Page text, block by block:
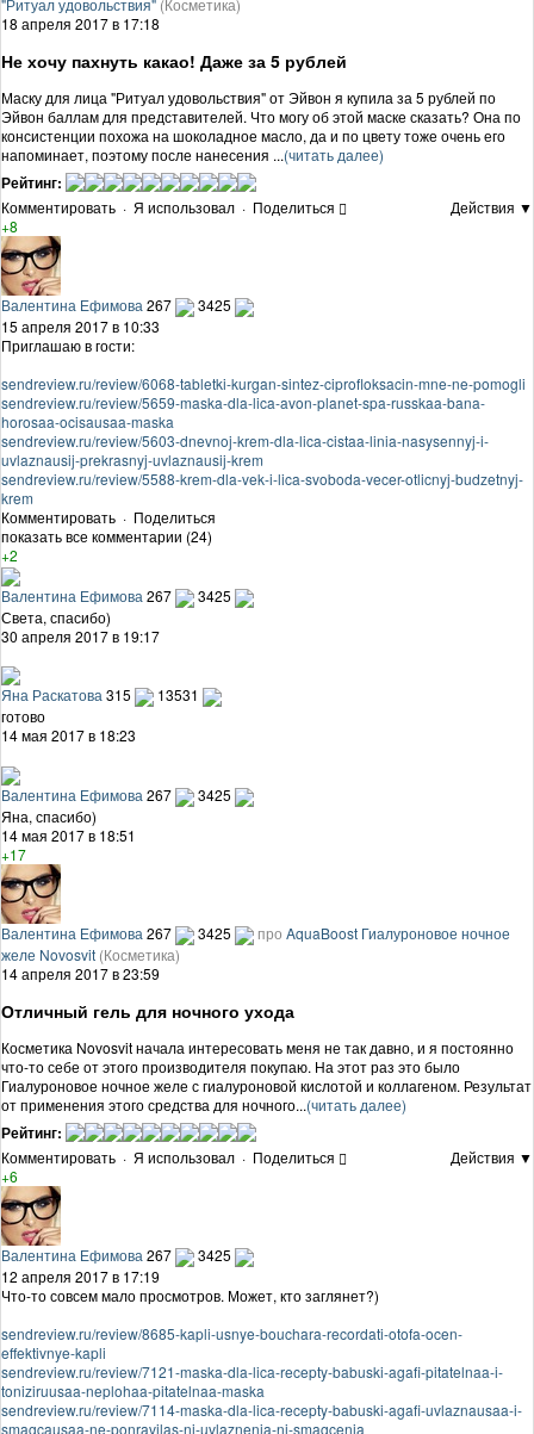
"Ритуал удовольствия" (Косметика)
18 апреля 2017 в 17:18
Не хочу пахнуть какао! Даже за 5 рублей
Маску для лица "Ритуал удовольствия" от Эйвон я купила за 5 рублей по
Эйвон баллам для представителей. Что могу об этой маске сказать? Она по
консистенции похожа на шоколадное масло, да и по цвету тоже очень его
напоминает, поэтому после нанесения ...(читать далее)
Рейтинг:
Комментировать · Я использовал · Поделиться
Действия ▼
+8
Валентина Ефимова 267
3425
15 апреля 2017 в 10:33
Приглашаю в гости:
sendreview.ru/review/6068-tabletki-kurgan-sintez-ciprofloksacin-mne-ne-pomogli
sendreview.ru/review/5659-maska-dla-lica-avon-planet-spa-russkaa-bana-
horosaa-ocisausaa-maska
sendreview.ru/review/5603-dnevnoj-krem-dla-lica-cistaa-linia-nasysennyj-i-
uvlaznausij-prekrasnyj-uvlaznausij-krem
sendreview.ru/review/5588-krem-dla-vek-i-lica-svoboda-vecer-otlicnyj-budzetnyj-
krem
Комментировать · Поделиться
показать все комментарии (24)
+2
Валентина Ефимова 267
3425
Света, спасибо)
30 апреля 2017 в 19:17
Яна Раскатова315
13531
готово
14 мая 2017 в 18:23
Валентина Ефимова 267
3425
Яна, спасибо)
14 мая 2017 в 18:51
+17
Валентина Ефимова 267 3425 про AquaBoost Гиалуроновое ночное
желе Novosvit (Косметика)
14 апреля 2017 в 23:59
Отличный гель для ночного ухода
Косметика Novosvit начала интересовать меня не так давно, и я постоянно
что-то себе от этого производителя покупаю. На этот раз это было
Гиалуроновое ночное желе с гиалуроновой кислотой и коллагеном. Результат
от применения этого средства для ночного...(читать далее)
Рейтинг:
Комментировать · Я использовал · Поделиться
Действия ▼
+6
Валентина Ефимова 267
3425
12 апреля 2017 в 17:19
Что-то совсем мало просмотров. Может, кто заглянет?)
sendreview.ru/review/8685-kapli-usnye-bouchara-recordati-otofa-ocen-
effektivnye-kapli
sendreview.ru/review/7121-maska-dla-lica-recepty-babuski-agafi-pitatelnaa-i-
toniziruusaa-neplohaa-pitatelnaa-maska
sendreview.ru/review/7114-maska-dla-lica-recepty-babuski-agafi-uvlaznausaa-i-
smagcausaa-ne-ponravilas-ni-uvlaznenia-ni-smagcenia